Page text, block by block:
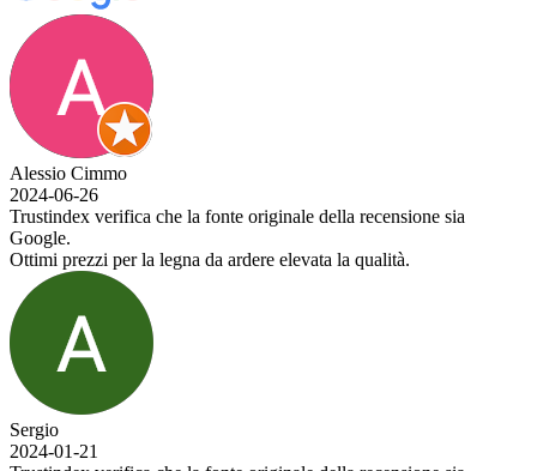
Alessio Cimmo
2024-06-26
Trustindex verifica che la fonte originale della recensione sia
Google.
Ottimi prezzi per la legna da ardere elevata la qualità.
Sergio
2024-01-21